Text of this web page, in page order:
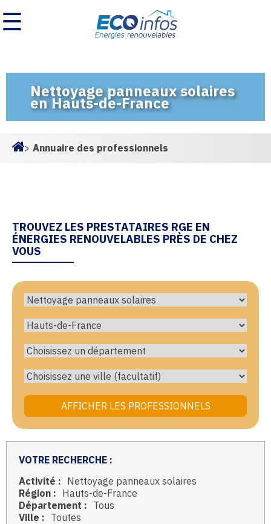
☰
Nettoyage panneaux solaires
en Hauts-de-France
> Annuaire des professionnels
TROUVEZ LES PRESTATAIRES RGE EN
ÉNERGIES RENOUVELABLES PRÈS DE CHEZ
VOUS
VOTRE RECHERCHE :
Activité : Nettoyage panneaux solaires
Région : Hauts-de-France
Département : Tous
Ville : Toutes